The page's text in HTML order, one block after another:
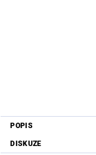
POPIS
DISKUZE